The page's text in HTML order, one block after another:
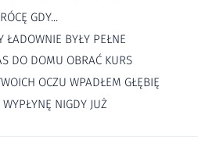
GDY...
ŁADOWNIE BYŁY PEŁNE
DO DOMU OBRAĆ KURS
OCZU WPADŁEM GŁĘBIĘ
WYPŁYNĘ NIGDY JUŻ